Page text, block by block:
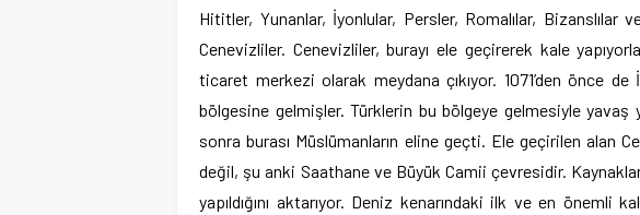
Hititler, Yunanlar, İyonlular, Persler, Romalılar,
Cenevizliler. Cenevizliler, burayı ele geçirerek kale
ticaret merkezi olarak meydana çıkıyor. 1071’den önce
bölgesine gelmişler. Türklerin bu bölgeye gelmesiyle yavaş
sonra burası Müslümanların eline geçti. Ele geçirilen alan
değil, şu anki Saathane ve Büyük Camii çevresidir.
yapıldığını aktarıyor. Deniz kenarındaki ilk ve en önemli